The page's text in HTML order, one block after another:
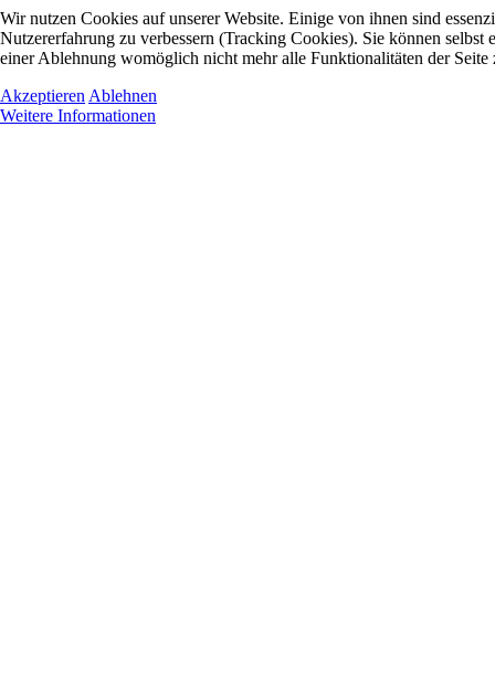
Wir nutzen Cookies auf unserer Website. Einige von ihnen sind
Nutzererfahrung zu verbessern (Tracking Cookies). Sie können selbst
einer Ablehnung womöglich nicht mehr alle Funktionalitäten der Seite
Akzeptieren Ablehnen
Weitere Informationen